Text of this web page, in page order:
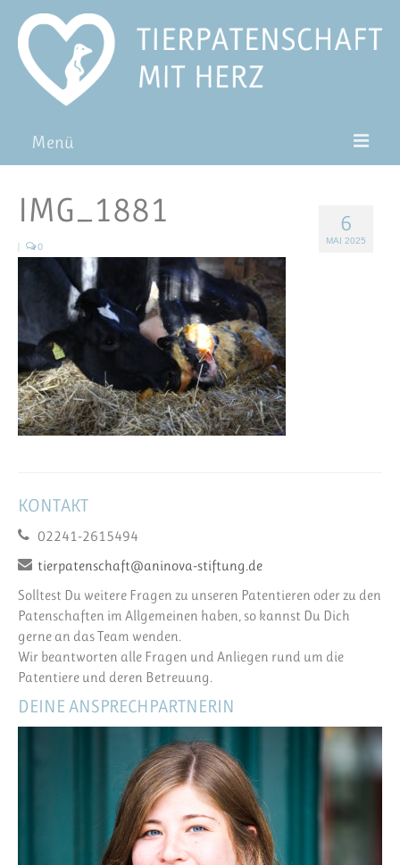
Menü
Pat*in werden
Patenschaft verschenken
Blog
FAQ
6
MAI 2025
IMG_1881
| 0
KONTAKT
02241-2615494
tierpatenschaft@aninova-stiftung.de
Solltest Du weitere Fragen zu unseren Patentieren oder zu den
Patenschaften im Allgemeinen haben, so kannst Du Dich
gerne an das Team wenden.
Wir beantworten alle Fragen und Anliegen rund um die
Patentiere und deren Betreuung.
DEINE ANSPRECHPARTNERIN